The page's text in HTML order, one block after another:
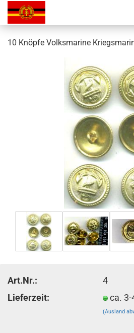
10 Knöpfe Volksmarine
Art.Nr.:
4
Lieferzeit:
ca. 3-
(Ausland